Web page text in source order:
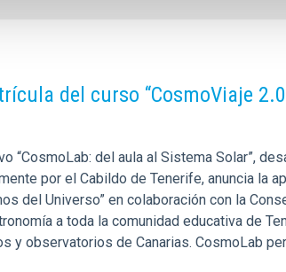
del curso “CosmoViaje
“CosmoLab: del aula al Sistema Solar”,
por el Cabildo de Tenerife, anuncia la
del Universo” en colaboración con la
a toda la comunidad educativa de
y observatorios de Canarias. CosmoLab